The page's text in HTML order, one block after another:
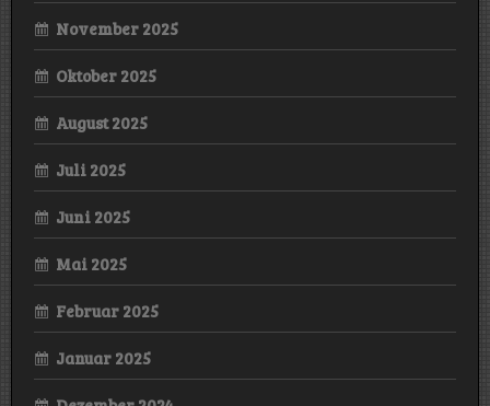
November 2025
Oktober 2025
August 2025
Juli 2025
Juni 2025
Mai 2025
Februar 2025
Januar 2025